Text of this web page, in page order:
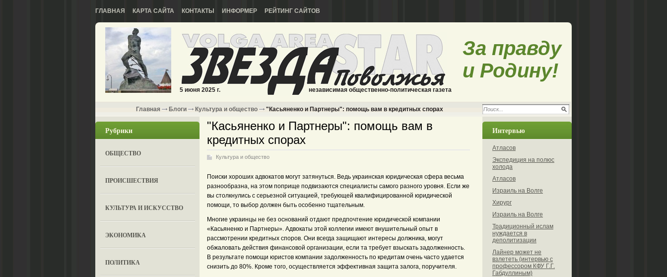
ГЛАВНАЯ КАРТА САЙТА КОНТАКТЫ ИНФОРМЕР РЕЙТИНГ САЙТОВ
5 июня 2025 г. независимая общественно-политическая газета
За правду
и Родину!
Главная Блоги Культура и общество "Касьяненко и Партнеры": помощь вам в кредитных спорах
Рубрики
ОБЩЕСТВО
ПРОИСШЕСТВИЯ
КУЛЬТУРА И ИСКУССТВО
ЭКОНОМИКА
ПОЛИТИКА
"Касьяненко и Партнеры": помощь вам в
кредитных спорах
Культура и общество
Поиски хороших адвокатов могут затянуться. Ведь украинская юридическая сфера весьма
разнообразна, на этом поприще подвизаются специалисты самого разного уровня. Если же
вы столкнулись с серьезной ситуацией, требующей квалифицированной юридической
помощи, то выбор должен быть особенно тщательным.
Многие украинцы не без оснований отдают предпочтение юридической компании
«Касьяненко и Партнеры». Адвокаты этой коллегии имеют внушительный опыт в
рассмотрении кредитных споров. Они всегда защищают интересы должника, могут
обжаловать действия финансовой организации, если та требует взыскать задолженность.
В результате помощи юристов компании задолженность по кредитам очень часто удается
снизить до 80%. Кроме того, осуществляется эффективная защита залога, поручителя.
Интервью
Атласов
Экспедиция на полюс
холода
Атласов
Израиль на Волге
Хирург
Израиль на Волге
Традиционный ислам
нуждается в
деполитизации
Лайнер может не
взлететь (интервью с
профессором КФУ Г.Г.
Габдуллиным)